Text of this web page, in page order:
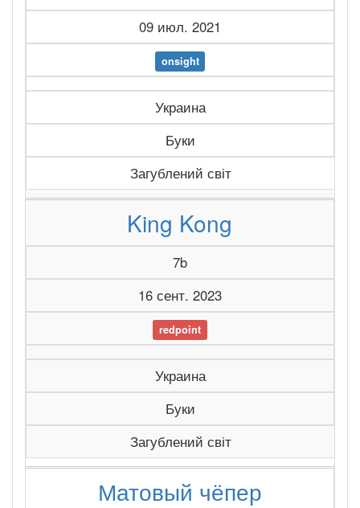
09 июл. 2021
onsight
Украина
Буки
Загублений світ
King Kong
7b
16 сент. 2023
redpoint
Украина
Буки
Загублений світ
Матовый чёпер